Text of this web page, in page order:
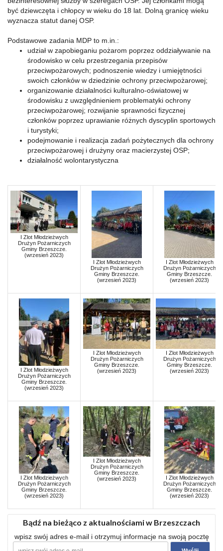
być dziewczęta i chłopcy w wieku do 18 lat. Dolną granicę wieku
wyznacza statut danej OSP.
Podstawowe zadania MDP to m.in.:
udział w zapobieganiu pożarom poprzez oddziaływanie na
środowisko w celu przestrzegania przepisów
przeciwpożarowych; podnoszenie wiedzy i umiejętności
swoich członków w dziedzinie ochrony przeciwpożarowej;
organizowanie działalności kulturalno-oświatowej w
środowisku z uwzględnieniem problematyki ochrony
przeciwpożarowej; rozwijanie sprawności fizycznej
członków poprzez uprawianie różnych dyscyplin sportowych
i turystyki;
podejmowanie i realizacja zadań pożytecznych dla ochrony
przeciwpożarowej i drużyny oraz macierzystej OSP;
działalność wolontarystyczna
I Zlot Młodzieżwych
Drużyn Pożarniczych
Gminy Brzeszcze.
(wrzesień 2023)
I Zlot Młodzieżwych
Drużyn Pożarniczych
Gminy Brzeszcze.
(wrzesień 2023)
I Zlot Młodzieżwych
Drużyn Pożarniczych
Gminy Brzeszcze.
(wrzesień 2023)
I Zlot Młodzieżwych
Drużyn Pożarniczych
Gminy Brzeszcze.
(wrzesień 2023)
I Zlot Młodzieżwych
Drużyn Pożarniczych
Gminy Brzeszcze.
(wrzesień 2023)
I Zlot Młodzieżwych
Drużyn Pożarniczych
Gminy Brzeszcze.
(wrzesień 2023)
I Zlot Młodzieżwych
Drużyn Pożarniczych
Gminy Brzeszcze.
(wrzesień 2023)
I Zlot Młodzieżwych
Drużyn Pożarniczych
Gminy Brzeszcze.
(wrzesień 2023)
I Zlot Młodzieżwych
Drużyn Pożarniczych
Gminy Brzeszcze.
(wrzesień 2023)
Bądź na bieżąco z aktualnościami w Brzeszczach
wpisz swój adres e-mail i otrzymuj informacje na swoją pocztę